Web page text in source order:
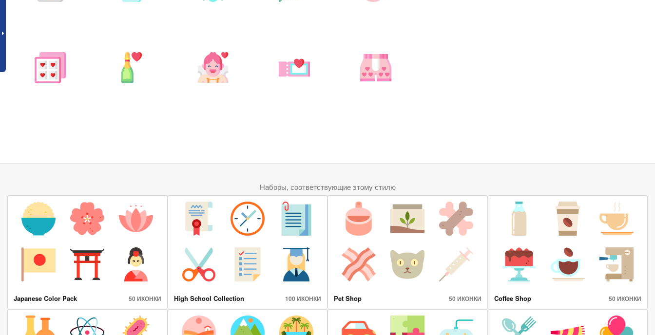
Наборы, соответствующие этому стилю
Japanese Color Pack 50 ИКОНКИ High School Collection 100 ИКОНКИ Pet Shop 50 ИКОНКИ Coffee Shop 50 ИКОНКИ